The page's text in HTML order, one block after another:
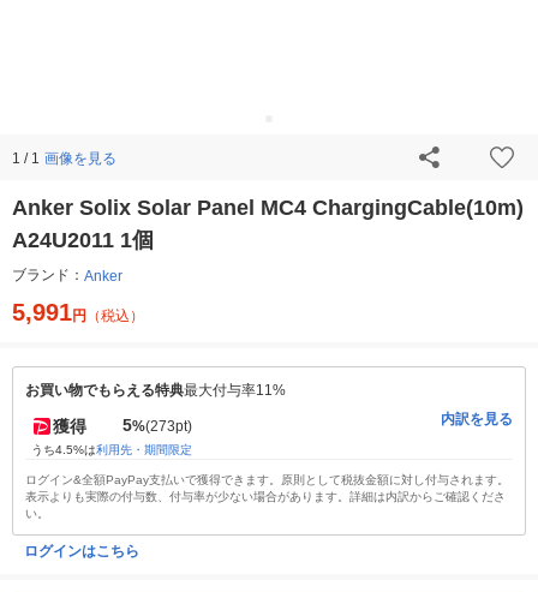
1 / 1 画像を見る
Anker Solix Solar Panel MC4 ChargingCable(10m)
A24U2011 1個
ブランド： Anker
5,991円 （税込）
お買い物でもらえる特典最大付与率11%
獲得 5%(273pt)
うち4.5%は利用先・期間限定
内訳を見る
ログイン&全額PayPay支払いで獲得できます。原則として税抜金額に対し付与されます。
表示よりも実際の付与数、付与率が少ない場合があります。詳細は内訳からご確認くださ
い。
ログインはこちら